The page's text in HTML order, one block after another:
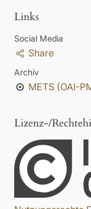
Links
Social Media
Share
Archiv
METS (OAI-
Lizenz-/